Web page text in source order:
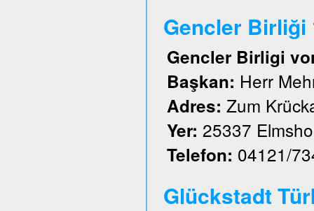
Gencler Birliği
Gencler Birligi
Başkan: Herr
Adres: Zum
Yer: 25337
Telefon: 04121/
Glückstadt